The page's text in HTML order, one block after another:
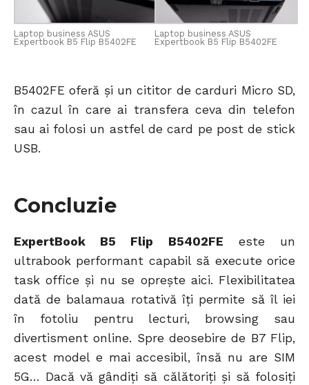
Laptop business ASUS
Expertbook B5 Flip B5402FE
Laptop business ASUS
Expertbook B5 Flip B5402FE
B5402FE oferă și un cititor de carduri Micro SD,
în cazul în care ai transfera ceva din telefon
sau ai folosi un astfel de card pe post de stick
USB.
Concluzie
ExpertBook B5 Flip B5402FE este un
ultrabook performant capabil să execute orice
task office și nu se oprește aici. Flexibilitatea
dată de balamaua rotativă îți permite să îl iei
în fotoliu pentru lecturi, browsing sau
divertisment online. Spre deosebire de B7 Flip,
acest model e mai accesibil, însă nu are SIM
5G… Dacă vă gândiți să călătoriți și să folosiți